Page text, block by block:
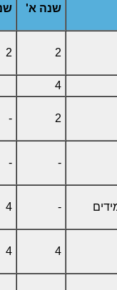
שנה א'
2
2
4
2
-
-
-
-
4
4
4